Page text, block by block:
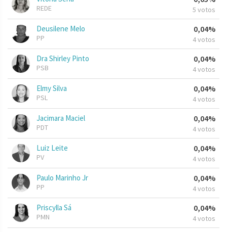
REDE 5 votos
Deusilene Melo
PP
0,04%
4 votos
Dra Shirley Pinto
PSB
0,04%
4 votos
Elmy Silva
PSL
0,04%
4 votos
Jacimara Maciel
PDT
0,04%
4 votos
Luiz Leite
PV
0,04%
4 votos
Paulo Marinho Jr
PP
0,04%
4 votos
Priscylla Sá
PMN
0,04%
4 votos